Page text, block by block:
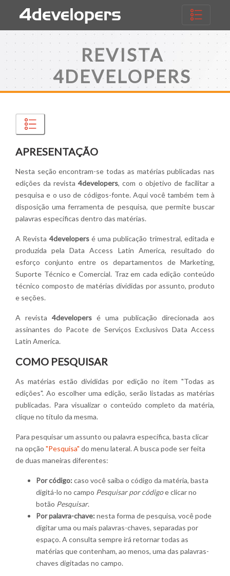
REVISTA
4DEVELOPERS
APRESENTAÇÃO
Nesta seção encontram-se todas as matérias publicadas nas
edições da revista4developers, com o objetivo de facilitar a
pesquisa e o uso de códigos-fonte. Aqui você também tem à
disposição uma ferramenta de pesquisa, que permite buscar
palavras específicas dentro das matérias.
A Revista 4developersé uma publicação trimestral, editada e
produzida pela Data Access Latin America, resultado do
esforço conjunto entre os departamentos de Marketing,
Suporte Técnico e Comercial. Traz em cada edição conteúdo
técnico composto de matérias divididas por assunto, produto
e seções.
A revista 4developers é uma publicação direcionada aos
assinantes do Pacote de Serviços Exclusivos Data Access
Latin America.
COMO PESQUISAR
As matérias estão divididas por edição no item "Todas as
edições". Ao escolher uma edição, serão listadas as matérias
publicadas. Para visualizar o conteúdo completo da matéria,
clique no título da mesma.
Para pesquisar um assunto ou palavra específica, basta clicar
na opção "Pesquisa" do menu lateral. A busca pode ser feita
de duas maneiras diferentes:
Por código: caso você saiba o código da matéria, basta
digitá-lo no campo Pesquisar por códigoe clicar no
botão Pesquisar.
Por palavra-chave: nesta forma de pesquisa, você pode
digitar uma ou mais palavras-chaves, separadas por
espaço. A consulta sempre irá retornar todas as
matérias que contenham, ao menos, uma das palavras-
chaves digitadas no campo.